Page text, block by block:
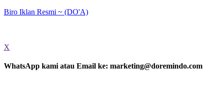
Biro Iklan Resmi ~ (DO'A)
X
WhatsApp kami atau Email ke: marketing@doremindo.com